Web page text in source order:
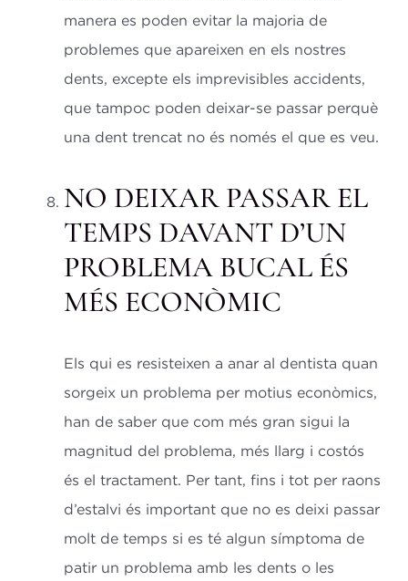
manera es poden evitar la majoria de
problemes que apareixen en els nostres
dents, excepte els imprevisibles accidents,
que tampoc poden deixar-se passar perquè
una dent trencat no és només el que es veu.
NO DEIXAR PASSAR EL
TEMPS DAVANT D’UN
PROBLEMA BUCAL ÉS
MÉS ECONÒMIC
Els qui es resisteixen a anar al dentista quan
sorgeix un problema per motius econòmics,
han de saber que com més gran sigui la
magnitud del problema, més llarg i costós
és el tractament. Per tant, fins i tot per raons
d’estalvi és important que no es deixi passar
molt de temps si es té algun símptoma de
patir un problema amb les dents o les